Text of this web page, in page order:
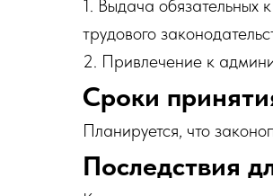
1. Выдача обязательных
трудового
2. Привлечение к
Сроки
Планируется, что
Последствия